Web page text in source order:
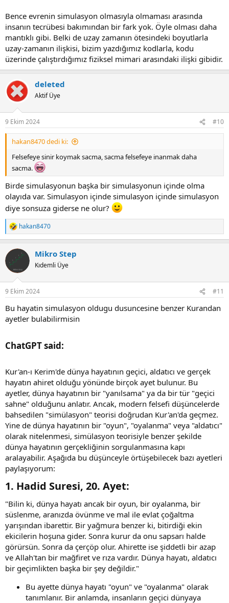
Bence evrenin simulasyon olmasıyla olmaması arasında
insanın tecrübesi bakımından bir fark yok. Öyle olması daha
mantıklı gibi. Belki de uzay zamanın ötesindeki boyutlarla
uzay-zamanın ilişkisi, bizim yazdığımız kodlarla, kodu
üzerinde çalıştırdığımız fiziksel mimari arasındaki ilişki gibidir.
deleted
Aktif Üye
9 Ekim 2024 #10
hakan8470 dedi ki:
Felsefeye sinir koymak sacma, sacma felsefeye inanmak daha
sacma.
Birde simulasyonun başka bir simulasyonun içinde olma
olayıda var. Simulasyon içinde simulasyon içinde simulasyon
diye sonsuza giderse ne olur?
R
e
c
t
i
s
hakan8470
Mikro Step
Kıdemli Üye
9 Ekim 2024 #11
Bu hayatin simulasyon oldugu dusuncesine benzer Kurandan
ayetler bulabilirmisin
ChatGPT said:​
Kur'an-ı Kerim'de dünya hayatının geçici, aldatıcı ve gerçek
hayatın ahiret olduğu yönünde birçok ayet bulunur. Bu
ayetler, dünya hayatının bir "yanılsama" ya da bir tür "geçici
sahne" olduğunu anlatır. Ancak, modern felsefi düşüncelerde
bahsedilen "simülasyon" teorisi doğrudan Kur'an'da geçmez.
Yine de dünya hayatının bir "oyun", "oyalanma" veya "aldatıcı"
olarak nitelenmesi, simülasyon teorisiyle benzer şekilde
dünya hayatının gerçekliğinin sorgulanmasına kapı
aralayabilir. Aşağıda bu düşünceyle örtüşebilecek bazı ayetleri
paylaşıyorum:
1. Hadid Suresi, 20. Ayet:​
"Bilin ki, dünya hayatı ancak bir oyun, bir oyalanma, bir
süslenme, aranızda övünme ve mal ile evlat çoğaltma
yarışından ibarettir. Bir yağmura benzer ki, bitirdiği ekin
ekicilerin hoşuna gider. Sonra kurur da onu sapsarı halde
görürsün. Sonra da çerçöp olur. Ahirette ise şiddetli bir azap
ve Allah'tan bir mağfiret ve rıza vardır. Dünya hayatı, aldatıcı
bir geçimlikten başka bir şey değildir."
Bu ayette dünya hayatı "oyun" ve "oyalanma" olarak
tanımlanır. Bir anlamda, insanların geçici dünyaya